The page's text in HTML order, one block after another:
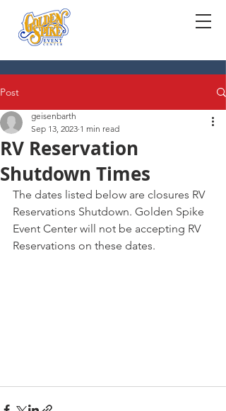
Post
RV Reservation
Shutdown Times
geisenbarth
Sep 13, 2023 1 min read
The dates listed below are closures RV
Reservations Shutdown. Golden Spike
Event Center will not be accepting RV
Reservations on these dates.